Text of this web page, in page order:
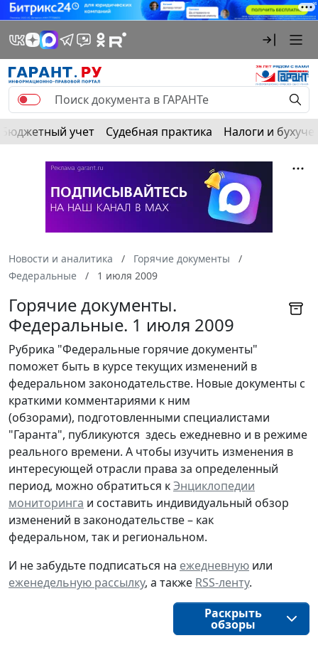
Бюджетный учет Судебная практика Налоги и
Новости и аналитика
Горячие документы
Федеральные
1 июля 2009
Горячие документы.
Федеральные. 1 июля 2009
Рубрика "Федеральные горячие документы"
поможет быть в курсе текущих изменений в
федеральном законодательстве. Новые документы с
краткими комментариями к ним
(обзорами), подготовленными специалистами
"Гаранта", публикуются здесь ежедневно и в режиме
реального времени. А чтобы изучить изменения в
интересующей отрасли права за определенный
период, можно обратиться кЭнциклопедии
мониторинга и составить индивидуальный обзор
изменений в законодательстве – как
федеральном, так и региональном.
И не забудьте подписаться на ежедневную или
еженедельную рассылку, а также RSS-ленту.
Раскрыть
обзоры